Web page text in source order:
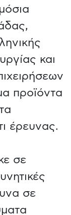
και
προϊόντα
έρευνας.
σε
σε